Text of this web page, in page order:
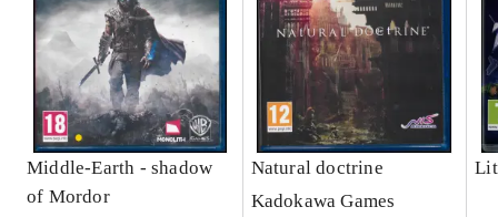
Middle-Earth - shadow
of Mordor
Natural doctrine
Kadokawa Games